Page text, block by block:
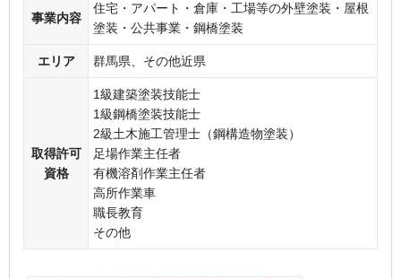
事業内容
住宅・アパート・倉庫・工場等の外壁塗装・屋根
塗装・公共事業・鋼橋塗装
エリア 群馬県、その他近県
取得許可
資格
1級建築塗装技能士
1級鋼橋塗装技能士
2級土木施工管理士（鋼構造物塗装）
足場作業主任者
有機溶剤作業主任者
高所作業車
職長教育
その他